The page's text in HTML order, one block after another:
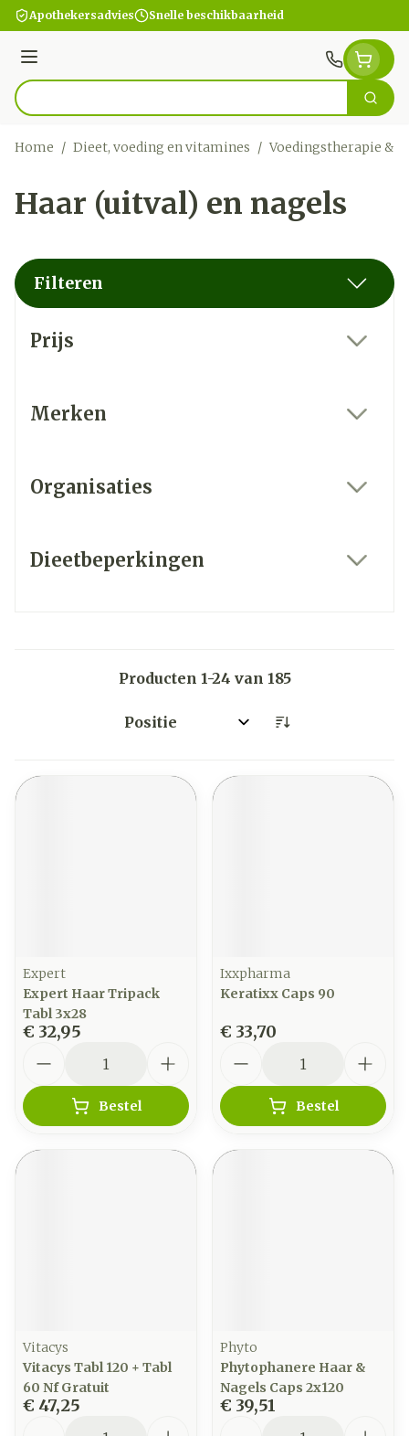
Ga naar de inhoud
Apothekersadvies Snelle beschikbaarheid
Menu
Product, merk, categorie... Zoek
Home / Dieet, voeding en vitamines / Voedingstherapie &
Haar (uitval) en nagels
Filteren
Prijs
Merken
Organisaties
Dieetbeperkingen
Producten 1-24 van 185
Sorteer op:
Expert
Expert Haar Tripack
Tabl 3x28
€ 32,95
Bestel
Ixxpharma
Keratixx Caps 90
€ 33,70
Bestel
Vitacys
Vitacys Tabl 120 + Tabl
60 Nf Gratuit
€ 47,25
Phyto
Phytophanere Haar &
Nagels Caps 2x120
€ 39,51